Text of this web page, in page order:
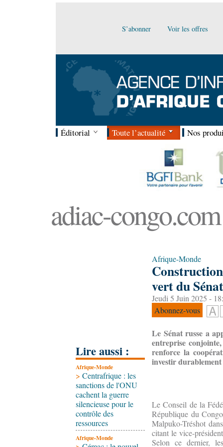
S’abonner Voir les offres
Éditorial Toute l’actualité Nos
adiac-
Lire aussi :
Afrique-Monde
> Centrafrique : les
sanctions de l'ONU
cachent la guerre
silencieuse pour le
contrôle des
ressources
Afrique-Monde
Afrique-Monde
vert du
Jeudi 5 Juin 2025 -
Abonnez-vous
Le Sénat russe a
entreprise
renforce la
investir
Le Conseil de la
République du
Malpuko-Tréshot
citant le vice-
Selon ce dernier,